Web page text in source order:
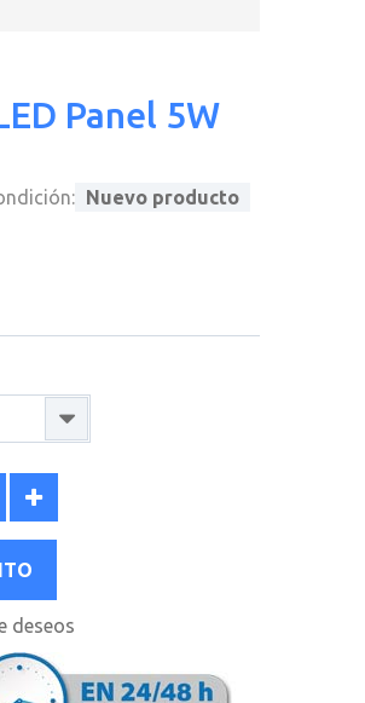
Panel 5W
Nuevo producto
deseos